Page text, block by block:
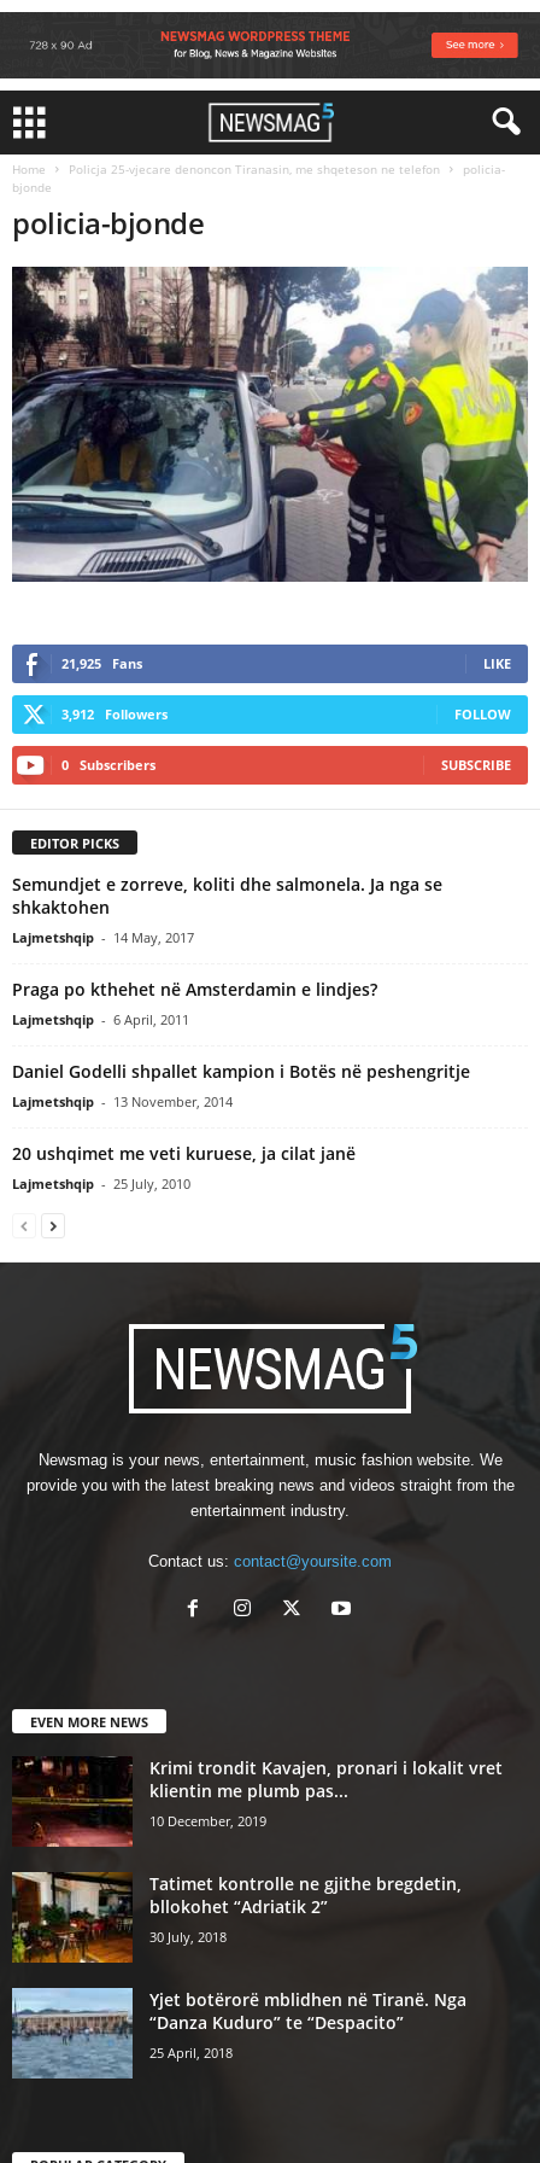
Home Policja 25-vjecare denoncon Tiranasin, me shqeteson ne telefon
policia-
bjonde
policia-bjonde
21,925 Fans LIKE
3,912 Followers FOLLOW
0 Subscribers SUBSCRIBE
EDITOR PICKS
Semundjet e zorreve, koliti dhe salmonela. Ja nga se
shkaktohen
Lajmetshqip - 14 May, 2017
Praga po kthehet në Amsterdamin e lindjes?
Lajmetshqip - 6 April, 2011
Daniel Godelli shpallet kampion i Botës në peshengritje
Lajmetshqip - 13 November, 2014
20 ushqimet me veti kuruese, ja cilat janë
Lajmetshqip - 25 July, 2010
Newsmag is your news, entertainment, music fashion website. We
provide you with the latest breaking news and videos straight from the
entertainment industry.
Contact us: contact@yoursite.com
EVEN MORE NEWS
Krimi trondit Kavajen, pronari i lokalit vret
klientin me plumb pas...
10 December, 2019
Tatimet kontrolle ne gjithe bregdetin,
bllokohet “Adriatik 2”
30 July, 2018
Yjet botërorë mblidhen në Tiranë. Nga
“Danza Kuduro” te “Despacito”
25 April, 2018